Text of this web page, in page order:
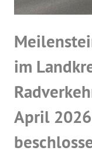
im
April